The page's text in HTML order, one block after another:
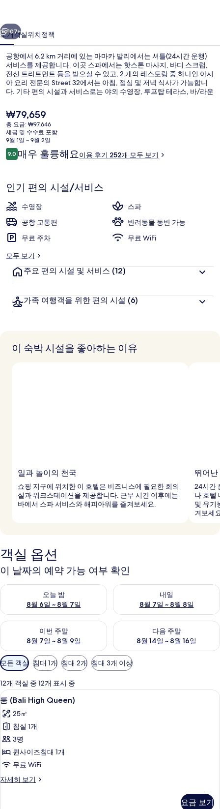
진
갤
러
리
다음
107+
소개객실위치정책
공항에서 6.2 km 거리에 있는 마마카 발리에서는 셔틀(24시간 운행)
서비스를 제공합니다. 이곳 스파에서는 핫스톤 마사지, 바디 스크럽,
전신 트리트먼트 등을 받으실 수 있고, 2 개의 레스토랑 중 하나인 아시
아 요리 전문의 Street 32에서는 아침, 점심 및 저녁 식사가 가능합니
다. 기타 편의 시설과 서비스로는 야외 수영장, 루프탑 테라스, 바/라운
만족했습니다.
현
재
가
격
은
₩79,659
₩79,659
총 요금: ₩97,646
세금 및 수수료 포함
9월 1일 ~ 9월 2일
이
용
기
9.010점 만점 중 9.0점.
매우 훌륭해요이용 후기 252개 모두 보기
인기 편의 시설/서비스
수영장
스파
공항 교통편
반려동물 동반 가능
무료 주차
무료 WiFi
모두 보기
주요 편의 시설 및 서비스 (12)
가족 여행객을 위한 편의 시설 (6)
이 숙박 시설을 좋아하는 이유
일과 놀이의 천국
쇼핑 지구에 위치한 이 호텔은 비즈니스에 필요한 회의
실과 워크스테이션을 제공합니다. 근무 시간 이후에는
바에서 스파 서비스와 해피아워를 즐겨보세요.
뛰어난
24시간
나 호텔
및 유기
겨보세
객실 옵션
이 날짜의 예약 가능 여부 확인
오늘 밤
8월 6일 ~ 8월 7일
오늘 밤 예약 가능 여부 확인, 8월 6일 ~ 8월 7일
내일
8월 7일 ~ 8월 8일
내일 예약 가능 여부 확인, 8월
이번 주말
8월 7일 ~ 8월 9일
이번 주말 예약 가능 여부 확인, 8월 7일 ~ 8월 9일
다음 주말
8월 14일 ~ 8월 16일
다음 주말 예약 가능 여부 확인,
객
실
에
사
용
가
능
한
터
모든 객실 침대 1개 침대 2개 침대 3개 이상
12개 객실 중 12개 표시 중
룸
(Bali
High
Queen)
사
진
모
두
룸 (Bali High Queen) | 객실 내 금고,
8
룸 (Bali High Queen)
25㎡
침실 1개
3명
퀸사이즈침대 1개
무료 WiFi
자세히 보기
룸
요금 보기